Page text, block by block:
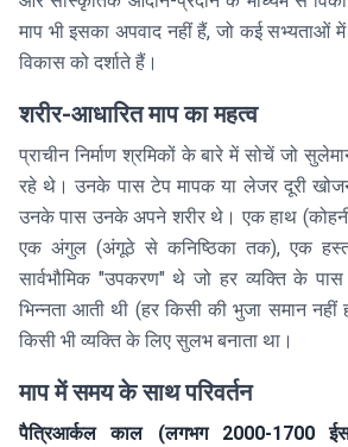
माप भी इसका अपवाद नहीं हैं, जो कई सभ्यताओं
विकास को दर्शाते हैं।
शरीर-आधारित माप का महत्व
प्राचीन निर्माण श्रमिकों के बारे में सोचें जो
रहे थे। उनके पास टेप मापक या लेजर दूरी
उनके पास उनके अपने शरीर थे। एक हाथ
एक अंगुल (अंगूठे से कनिष्ठिका तक), एक
सार्वभौमिक "उपकरण" थे जो हर व्यक्ति के
भिन्नता आती थी (हर किसी की भुजा समान नहीं
किसी भी व्यक्ति के लिए सुलभ बनाता था।
माप में समय के साथ परिवर्तन
पैत्रिआर्कल काल (लगभग 2000-1700